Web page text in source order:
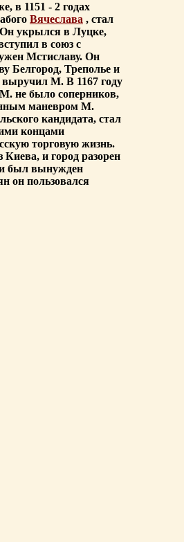
в 1151 - 2 годах
Вячеслава , стал
укрылся в Луцке,
в союз с
Мстиславу. Он
Белгород, Треполье и
выручил М. В 1167 году
не было соперников,
маневром М.
кандидата, стал
концами
торговую жизнь.
и город разорен
и был вынужден
он пользовался